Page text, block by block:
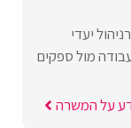
יעדי
מול ספקים
על המשרה